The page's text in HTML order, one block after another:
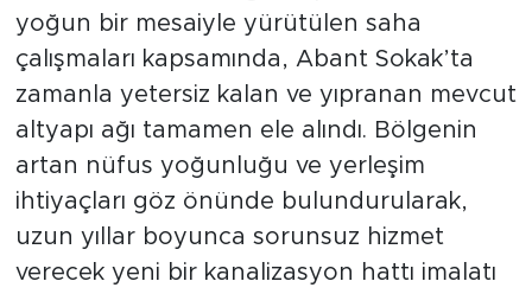
yoğun bir mesaiyle yürütülen saha
çalışmaları kapsamında, Abant Sokak’ta
zamanla yetersiz kalan ve yıpranan mevcut
altyapı ağı tamamen ele alındı. Bölgenin
artan nüfus yoğunluğu ve yerleşim
ihtiyaçları göz önünde bulundurularak,
uzun yıllar boyunca sorunsuz hizmet
verecek yeni bir kanalizasyon hattı imalatı